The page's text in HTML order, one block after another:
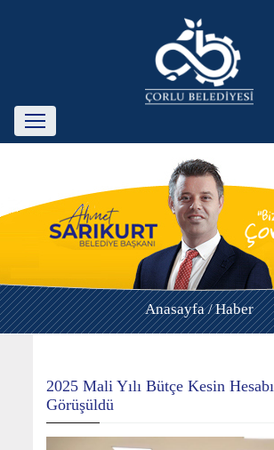
Anasayfa /Haber
2025 Mali Yılı Bütçe Kesin Hesabı
Görüşüldü